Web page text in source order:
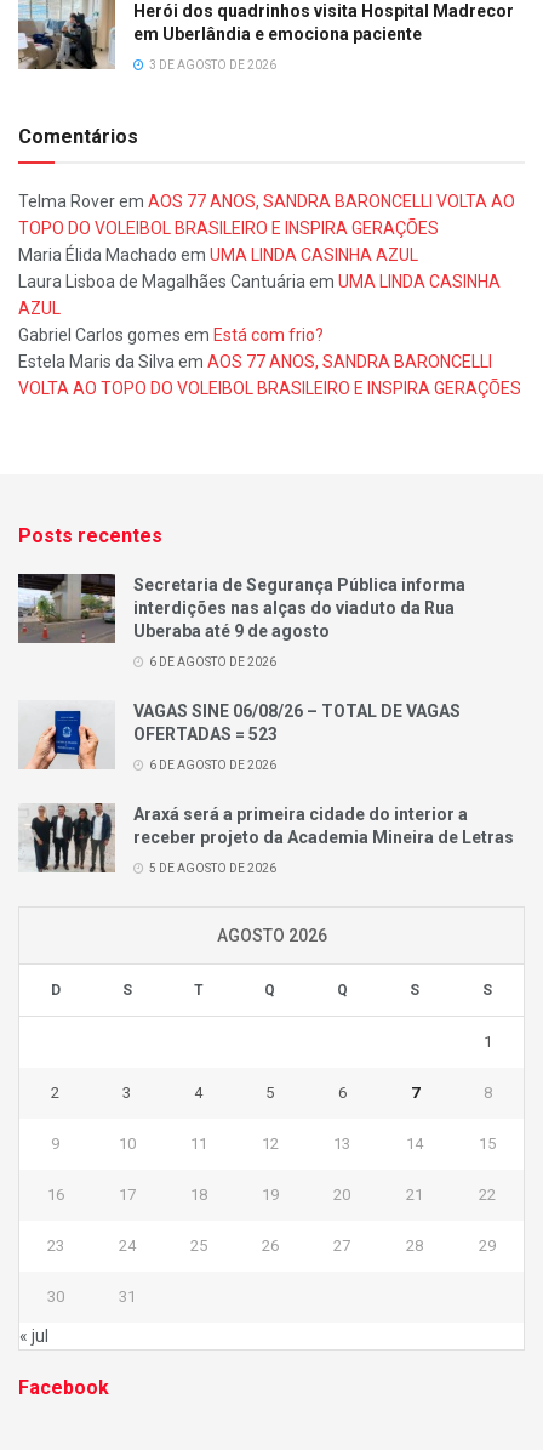
Herói dos quadrinhos visita Hospital Madrecor
em Uberlândia e emociona paciente
3 DE AGOSTO DE 2026
Comentários
Telma Roverem AOS 77 ANOS, SANDRA BARONCELLI VOLTA AO
TOPO DO VOLEIBOL BRASILEIRO E INSPIRA GERAÇÕES
Maria Élida Machado em UMA LINDA CASINHA AZUL
Laura Lisboa de Magalhães Cantuária em UMA LINDA CASINHA
AZUL
Gabriel Carlos gomes em Está com frio?
Estela Maris da Silva em AOS 77 ANOS, SANDRA BARONCELLI
VOLTA AO TOPO DO VOLEIBOL BRASILEIRO E INSPIRA GERAÇÕES
Posts recentes
Secretaria de Segurança Pública informa
interdições nas alças do viaduto da Rua
Uberaba até 9 de agosto
6 DE AGOSTO DE 2026
VAGAS SINE 06/08/26 – TOTAL DE VAGAS
OFERTADAS = 523
6 DE AGOSTO DE 2026
Araxá será a primeira cidade do interior a
receber projeto da Academia Mineira de Letras
5 DE AGOSTO DE 2026
AGOSTO 2026
D S T Q Q S S
1
2 3 4 5 6 7 8
9 10 11 12 13 14 15
16 17 18 19 20 21 22
23 24 25 26 27 28 29
30 31
« jul
Facebook